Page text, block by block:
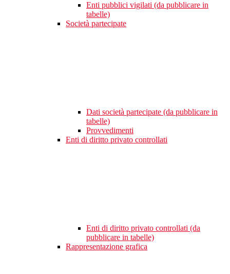
Enti pubblici vigilati (da pubblicare in
tabelle)
Società partecipate
Dati società partecipate (da pubblicare in
tabelle)
Provvedimenti
Enti di diritto privato controllati
Enti di diritto privato controllati (da
pubblicare in tabelle)
Rappresentazione grafica